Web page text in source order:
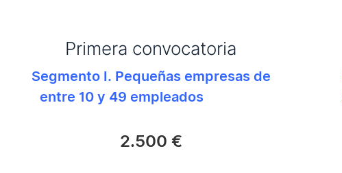
Primera convocatoria
Segmento I. Pequeñas empresas de
entre 10 y 49 empleados…… ………
2.500 €